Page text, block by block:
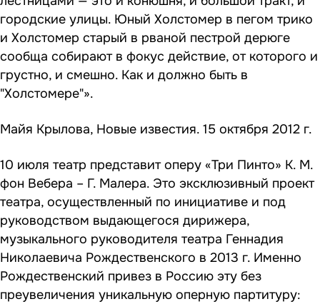
городские улицы. Юный Холстомер в пегом трико
и Холстомер старый в рваной пестрой дерюге
сообща собирают в фокус действие, от которого и
грустно, и смешно. Как и должно быть в
"Холстомере"».
Майя Крылова, Новые известия. 15 октября 2012 г.
10 июля театр представит оперу «Три Пинто» К. М.
фон Вебера – Г. Малера. Это эксклюзивный проект
театра, осуществленный по инициативе и под
руководством выдающегося дирижера,
музыкального руководителя театра Геннадия
Николаевича Рождественского в 2013 г. Именно
Рождественский привез в Россию эту без
преувеличения уникальную оперную партитуру: